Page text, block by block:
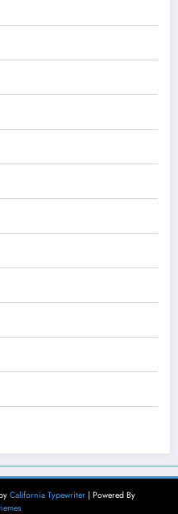
California Typewriter| Powered By